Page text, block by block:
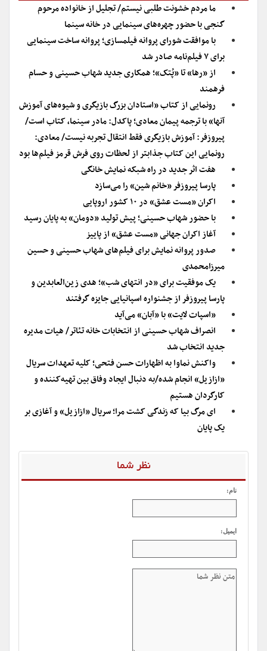
ما مردم خشونت طلبی نیستم/ تجلیل از خانواده مرحوم
گنجی با حضور چهره‌های سینمایی در خانه سینما
با موافقت شورای پروانه فیلمسازی؛ پروانه ساخت سینمایی
برای ۷ فیلم‌‌نامه صادر شد
از «رها» تا «پُتک»؛ همکاری جدید شهاب حسینی و حسام
فرهمند
رونمایی از کتاب «استادان بزرگ بازیگری و شیوه‌های آموزش
آنها» با ترجمه پیمان معادی؛ پاکدل: مادر سینما، کتاب است/
پیروزفر: آموزش بازیگری فقط انتقال تجربه نیست/ معادی:
رونمایی این کتاب جذابتر از لحظات روی فرش قرمز فیلم‌ها بود
هفت اثر جدید در راه شبکه نمایش خانگی
پارسا پیروزفر «خانم شین» را می‌سازد
اکران «مست عشق» در ۱۰ کشور اروپایی
با حضور شهاب حسینی؛ پیش تولید «دومان» به پایان رسید
آغاز اکران جهانی «مست عشق» از پاییز
صدور پروانه نمایش برای فیلم‌های شهاب حسینی و حسین
میرزامحمدی
یک موفقیت برای «در انتهای شب»؛ هدی زین‌العابدین و
پارسا پیروزفر از جشنواره اسپانیایی جایزه گرفتند
«اسپات لایت» با «آبان» می‌آید
انصراف شهاب حسینی از انتخابات خانه تئاتر/ هیات مدیره
جدید انتخاب شد
واکنش نماوا به اظهارات حسن فتحی؛ کلیه تعهدات سریال
«ازازیل» انجام شده/به دنبال ایجاد وفاق بین تهیه‌کننده و
کارگردان هستیم
ای مرگ بیا که زندگی کشت مرا؛ سریال «ازازیل» و آغازی بر
یک پایان
نظر شما
نام:
ایمیل: